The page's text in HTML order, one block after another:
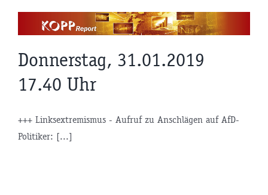
Donnerstag, 31.01.2019
17.40 Uhr
+++ Linksextremismus - Aufruf zu Anschlägen auf AfD-
Politiker: [...]